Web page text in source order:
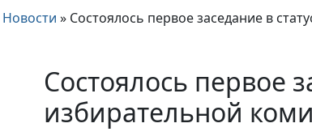
Новости » Состоялось первое заседание в
Состоялось первое
избирательной